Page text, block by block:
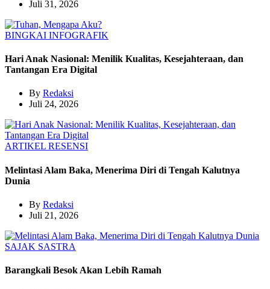
Juli 31, 2026
BINGKAI INFOGRAFIK
Hari Anak Nasional: Menilik Kualitas, Kesejahteraan, dan
Tantangan Era Digital
By Redaksi
Juli 24, 2026
ARTIKEL RESENSI
Melintasi Alam Baka, Menerima Diri di Tengah Kalutnya
Dunia
By Redaksi
Juli 21, 2026
SAJAK SASTRA
Barangkali Besok Akan Lebih Ramah